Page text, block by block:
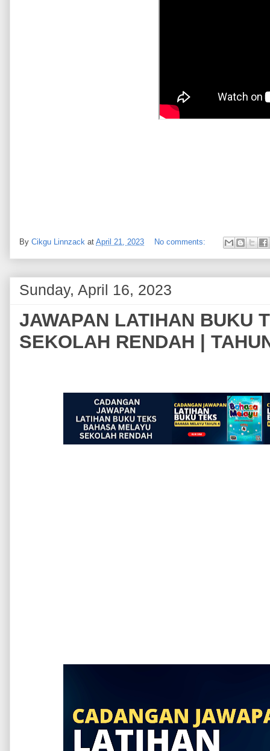
By Cikgu Linnzack at April 21, 2023 No comments:
Sunday, April 16, 2023
JAWAPAN LATIHAN BUKU
SEKOLAH RENDAH |